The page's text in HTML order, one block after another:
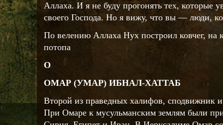
Аллаха. И я не буду прогонять тех, которые
своего Господа. Но я вижу, что вы — люди,
По велению Аллаха Нух построил ковчег, на
потопа
О
ОМАР (УМАР) ИБНАЛ-ХАТТАБ
Второй из праведных халифов, сподвижник
При Омаре к мусульманским землям были